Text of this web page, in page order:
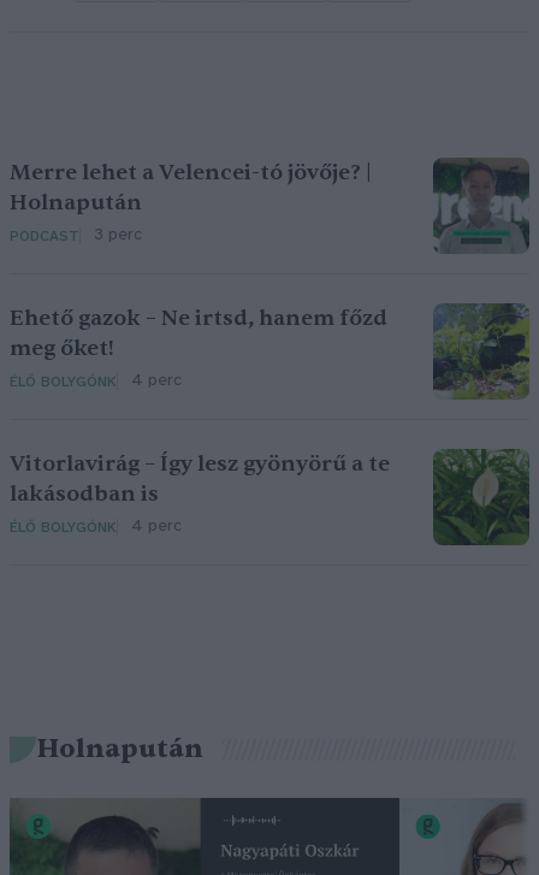
Merre lehet a Velencei-tó jövője? |
Holnapután
PODCAST 3 perc
Ehető gazok – Ne irtsd, hanem főzd
meg őket!
ÉLŐ BOLYGÓNK 4 perc
Vitorlavirág – Így lesz gyönyörű a te
lakásodban is
ÉLŐ BOLYGÓNK 4 perc
Holnapután